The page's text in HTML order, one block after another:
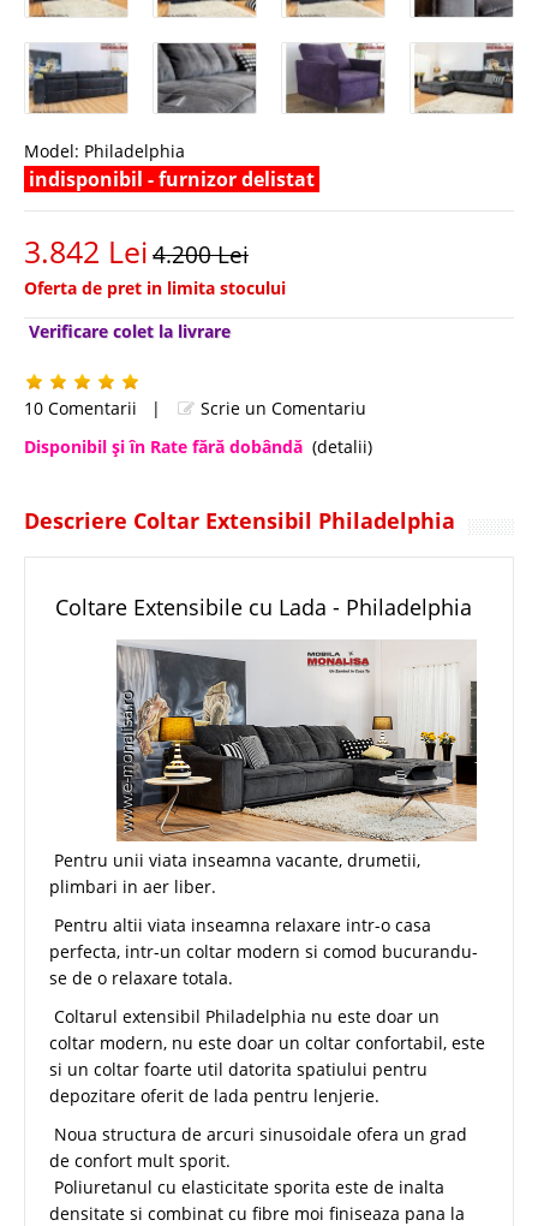
Model: Philadelphia
indisponibil - furnizor delistat
3.842 Lei4.200 Lei
Oferta de pret in limita stocului
Verificare colet la livrare
10 Comentarii |
Scrie un Comentariu
Disponibil şi în Rate fără dobândă (detalii)
Descriere Coltar Extensibil Philadelphia
Coltare Extensibile cu Lada - Philadelphia
Pentru unii viata inseamna vacante, drumetii,
plimbari in aer liber.
Pentru altii viata inseamna relaxare intr-o casa
perfecta, intr-un coltar modern si comod bucurandu-
se de o relaxare totala.
Coltarul extensibil Philadelphia nu este doar un
coltar modern, nu este doar un coltar confortabil, este
si un coltar foarte util datorita spatiului pentru
depozitare oferit de lada pentru lenjerie.
Noua structura de arcuri sinusoidale ofera un grad
de confort mult sporit.
Poliuretanul cu elasticitate sporita este de inalta
densitate si combinat cu fibre moi finiseaza pana la